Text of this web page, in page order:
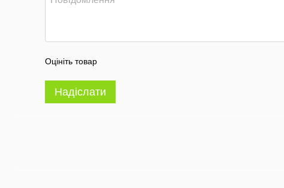
Оцініть товар
Надіслати